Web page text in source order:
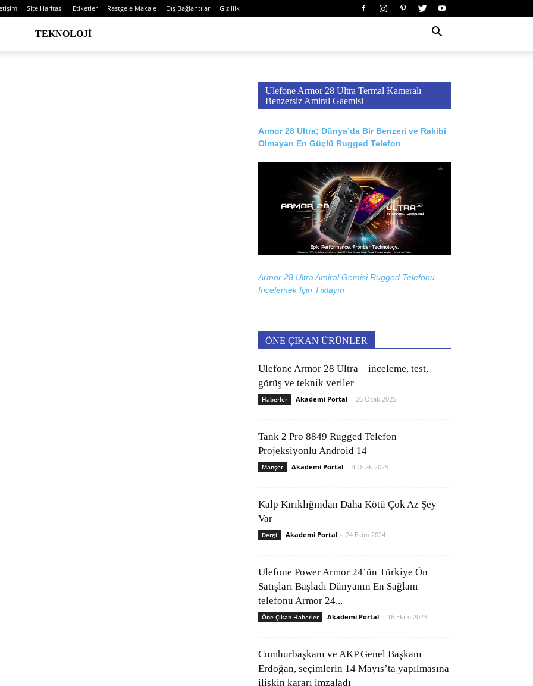
Site Haritası Etiketler Rastgele Makale Dış Bağlantılar Gizlilik
TEKNOLOJI
Ulefone Armor 28 Ultra Termal Kameralı
Benzersiz Amiral Gaemisi
Armor 28 Ultra; Dünya’da Bir Benzeri ve Rakibi
Olmayan En Güçlü Rugged Telefon
Armor 28 Ultra Amiral Gemisi Rugged Telefonu
İncelemek İçin Tıklayın
ÖNE ÇIKAN ÜRÜNLER
Ulefone Armor 28 Ultra – inceleme, test,
görüş ve teknik veriler
Haberler Akademi Portal - 26 Ocak 2025
Tank 2 Pro 8849 Rugged Telefon
Projeksiyonlu Android 14
Manşet Akademi Portal - 4 Ocak 2025
Kalp Kırıklığından Daha Kötü Çok Az Şey
Var
Dergi Akademi Portal - 24 Ekim 2024
Ulefone Power Armor 24’ün Türkiye Ön
Satışları Başladı Dünyanın En Sağlam
telefonu Armor 24...
Öne Çıkan Haberler Akademi Portal - 16 Ekim 2023
Cumhurbaşkanı ve AKP Genel Başkanı
Erdoğan, seçimlerin 14 Mayıs’ta yapılmasına
ilişkin kararı imzaladı